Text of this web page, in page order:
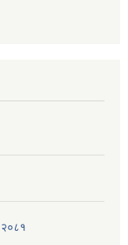
२०८१